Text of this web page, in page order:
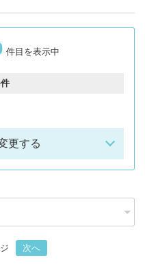
件目を表示中
更する
次へ